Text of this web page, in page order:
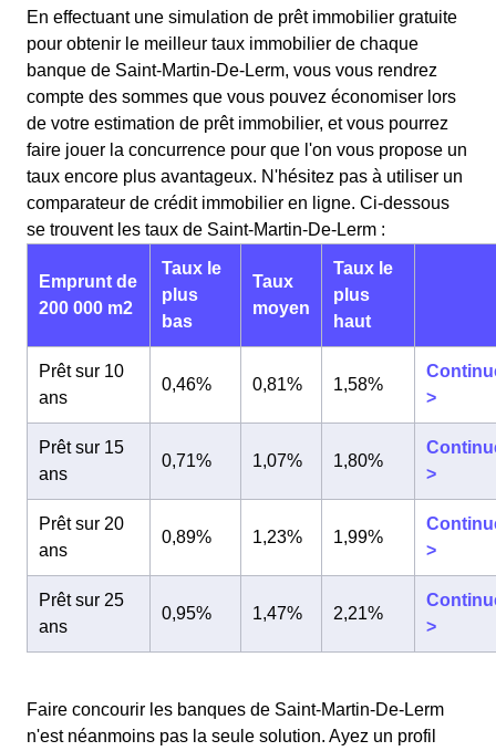
En effectuant une simulation de prêt immobilier gratuite
pour obtenir le meilleur taux immobilier de chaque
banque de Saint-Martin-De-Lerm, vous vous rendrez
compte des sommes que vous pouvez économiser lors
de votre estimation de prêt immobilier, et vous pourrez
faire jouer la concurrence pour que l'on vous propose un
taux encore plus avantageux. N'hésitez pas à utiliser un
comparateur de crédit immobilier en ligne. Ci-dessous
se trouvent les taux de Saint-Martin-De-Lerm :
Emprunt de
200 000 m2
Taux le
plus
bas
Taux
moyen
Taux le
plus
haut
Prêt sur 10
ans
0,46% 0,81% 1,58%
>
Prêt sur 15
ans
0,71% 1,07% 1,80%
>
Prêt sur 20
ans
0,89% 1,23% 1,99%
>
Prêt sur 25
ans
0,95% 1,47% 2,21%
>
Faire concourir les banques de Saint-Martin-De-Lerm
n'est néanmoins pas la seule solution. Ayez un profil